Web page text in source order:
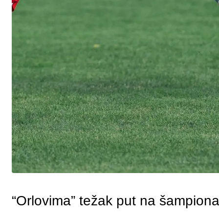
“Orlovima” težak put na